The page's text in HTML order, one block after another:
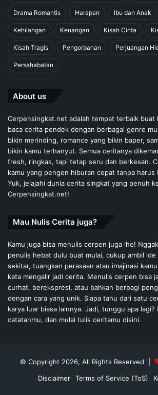
Drama Romantis Harapan Ibu dan Anak
Kehilangan Kenangan Kisah Cinta
Kisah Tragis Pengorbanan Perjuangan
Persahabatan
About us
Cerpensingkat.net adalah tempat terbaik buat
baca cerita pendek dengan berbagai genre
bikin merinding, romance yang bikin baper,
bikin kamu terhanyut. Semua ceritanya
fresh, ringkas, tapi tetap seru dan berkesan.
kamu yang pengen hiburan cepat tanpa harus
Yuk, jelajahi dunia cerita singkat yang penuh
Cerpensingkat.net!
Mau Nulis Cerita juga?
Kamu juga bisa menulis cerpen juga lho!
penulis hebat dulu buat mulai, cukup ambil
sekitar, tuangkan perasaan atau imajinasi
kata mengalir jadi cerita. Menulis cerpen bisa
curhat, berekspresi, atau bahkan berbagi
dengan cara yang unik. Siapa tahu dari satu
karya luar biasa lainnya. Jadi, tunggu apa lagi?
catatanmu, dan mulai tulis ceritamu disini.
© Copyright 2026, All Rights Reserved |
Disclaimer
Terms of Service (ToS)